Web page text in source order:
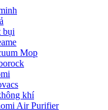
bụi
Mop
khí
Air Purifier